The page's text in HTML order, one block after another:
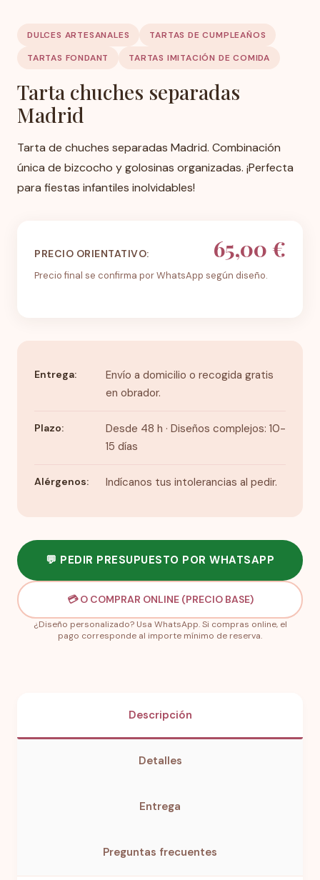
DULCES ARTESANALES
TARTAS DE CUMPLEAÑOS
TARTAS FONDANT
TARTAS IMITACIÓN DE COMIDA
Tarta chuches separadas
Madrid
Tarta de chuches separadas Madrid. Combinación
única de bizcocho y golosinas organizadas. ¡Perfecta
para fiestas infantiles inolvidables!
PRECIO ORIENTATIVO: 65,00 €
Precio final se confirma por WhatsApp según diseño.
Entrega:
Envío a domicilio o recogida gratis
en obrador.
Plazo:
Desde 48 h · Diseños complejos: 10-
15 días
Alérgenos: Indícanos tus intolerancias al pedir.
💬 PEDIR PRESUPUESTO POR WHATSAPP
💳 O COMPRAR ONLINE (PRECIO BASE)
¿Diseño personalizado? Usa WhatsApp. Si compras online, el
pago corresponde al importe mínimo de reserva.
Descripción
Detalles
Entrega
Preguntas frecuentes